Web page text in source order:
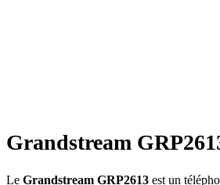
Grandstream
Le Grandstream GRP2613 est un